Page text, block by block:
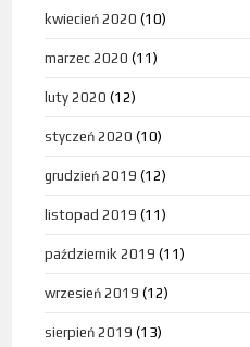
kwiecień 2020 (10)
marzec 2020 (11)
luty 2020 (12)
styczeń 2020 (10)
grudzień 2019 (12)
listopad 2019 (11)
październik 2019 (11)
wrzesień 2019 (12)
sierpień 2019 (13)